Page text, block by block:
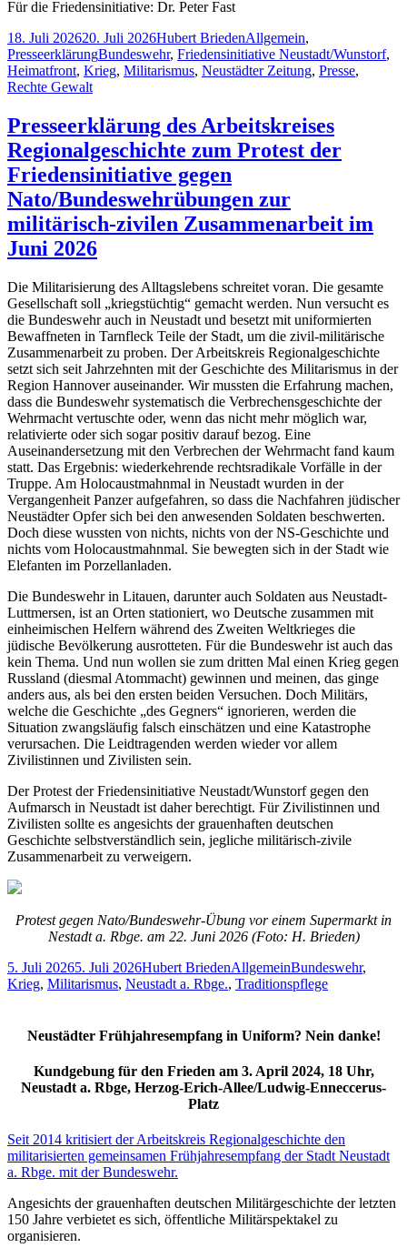
Für die Friedensinitiative: Dr. Peter Fast
Veröffentlicht
am
18. Juli 202620. Juli 2026Autor
Hubert BriedenKategorien
Allgemein,
PresseerklärungSchlagwörter
Bundeswehr, Friedensinitiative Neustadt/Wunstorf,
Heimatfront, Krieg, Militarismus, Neustädter Zeitung, Presse,
Rechte Gewalt
Presseerklärung des Arbeitskreises
Regionalgeschichte zum Protest der
Friedensinitiative gegen
Nato/Bundeswehrübungen zur
militärisch-zivilen Zusammenarbeit im
Juni 2026
Die Militarisierung des Alltagslebens schreitet voran. Die gesamte
Gesellschaft soll „kriegstüchtig“ gemacht werden. Nun versucht es
die Bundeswehr auch in Neustadt und besetzt mit uniformierten
Bewaffneten in Tarnfleck Teile der Stadt, um die zivil-militärische
Zusammenarbeit zu proben. Der Arbeitskreis Regionalgeschichte
setzt sich seit Jahrzehnten mit der Geschichte des Militarismus in der
Region Hannover auseinander. Wir mussten die Erfahrung machen,
dass die Bundeswehr systematisch die Verbrechensgeschichte der
Wehrmacht vertuschte oder, wenn das nicht mehr möglich war,
relativierte oder sich sogar positiv darauf bezog. Eine
Auseinandersetzung mit den Verbrechen der Wehrmacht fand kaum
statt. Das Ergebnis: wiederkehrende rechtsradikale Vorfälle in der
Truppe. Am Holocaustmahnmal in Neustadt wurden in der
Vergangenheit Panzer aufgefahren, so dass die Nachfahren jüdischer
Neustädter Opfer sich bei den anwesenden Soldaten beschwerten.
Doch diese wussten von nichts, nichts von der NS-Geschichte und
nichts vom Holocaustmahnmal. Sie bewegten sich in der Stadt wie
Elefanten im Porzellanladen.
Die Bundeswehr in Litauen, darunter auch Soldaten aus Neustadt-
Luttmersen, ist an Orten stationiert, wo Deutsche zusammen mit
einheimischen Helfern während des Zweiten Weltkrieges die
jüdische Bevölkerung ausrotteten. Für die Bundeswehr ist auch das
kein Thema. Und nun wollen sie zum dritten Mal einen Krieg gegen
Russland (diesmal Atommacht) gewinnen und meinen, das ginge
anders aus, als bei den ersten beiden Versuchen. Doch Militärs,
welche die Geschichte „des Gegners“ ignorieren, werden die
Situation zwangsläufig falsch einschätzen und eine Katastrophe
verursachen. Die Leidtragenden werden wieder vor allem
Zivilistinnen und Zivilisten sein.
Der Protest der Friedensinitiative Neustadt/Wunstorf gegen den
Aufmarsch in Neustadt ist daher berechtigt. Für Zivilistinnen und
Zivilisten sollte es angesichts der grauenhaften deutschen
Geschichte selbstverständlich sein, jegliche militärisch-zivile
Zusammenarbeit zu verweigern.
Protest gegen Nato/Bundeswehr-Übung vor einem Supermarkt in
Nestadt a. Rbge. am 22. Juni 2026 (Foto: H. Brieden)
Veröffentlicht
am
5. Juli 20265. Juli 2026Autor
Hubert BriedenKategorien
AllgemeinSchlagwörter
Bundeswehr,
Krieg, Militarismus, Neustadt a. Rbge., Traditionspflege
Neustädter Frühjahresempfang in Uniform? Nein danke!
Kundgebung für den Frieden am 3. April 2024, 18Uhr,
Neustadt a. Rbge, Herzog-Erich-Allee/Ludwig-Enneccerus-
Platz
Seit 2014 kritisiert der Arbeitskreis Regionalgeschichte den
militarisierten gemeinsamen Frühjahresempfang der Stadt Neustadt
a. Rbge. mit der Bundeswehr.
Angesichts der grauenhaften deutschen Militärgeschichte der letzten
150 Jahre verbietet es sich, öffentliche Militärspektakel zu
organisieren.